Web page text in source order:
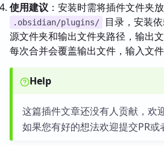
使用建议 ：安装时需将插件文件夹
.obsidian/plugins/
目录，安装
源文件夹和输出文件夹路径，输出
每次合并会覆盖输出文件，输入文
Help
这篇插件文章还没有人贡献，欢
如果您有好的想法欢迎提交PR或